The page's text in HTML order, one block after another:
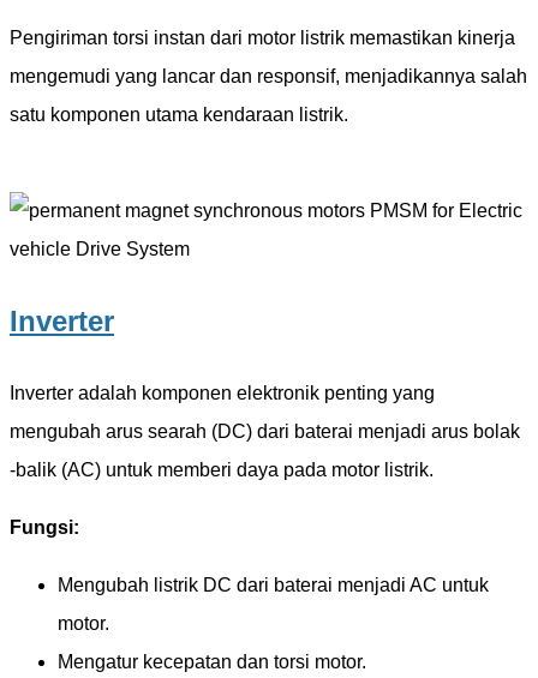
Pengiriman torsi instan dari motor listrik memastikan kinerja
mengemudi yang lancar dan responsif, menjadikannya salah
satu komponen utama kendaraan listrik.
Inverter
Inverter adalah komponen elektronik penting yang
mengubah arus searah (DC) dari baterai menjadi arus bolak
-balik (AC) untuk memberi daya pada motor listrik.
Fungsi:
Mengubah listrik DC dari baterai menjadi AC untuk
motor.
Mengatur kecepatan dan torsi motor.